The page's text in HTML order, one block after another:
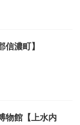
濃町】
物館【上水内